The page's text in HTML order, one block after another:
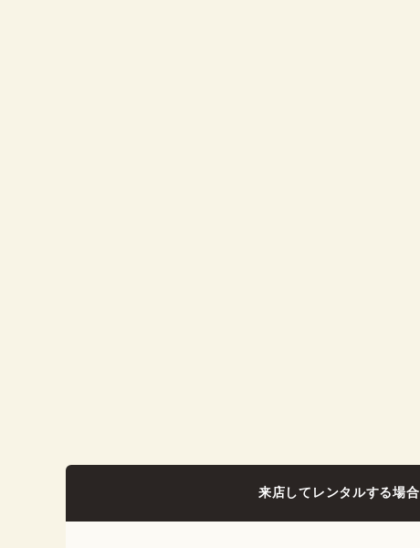
来店してレンタルする場合